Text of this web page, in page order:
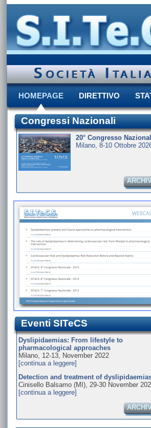
HOMEPAGE DIRETTIVO
Congressi Nazionali
20° Congresso
Milano, 8-10 Ottobre
Eventi SITeCS
Dyslipidaemias: From lifestyle to
pharmacological approaches
Milano, 12-13, November 2022
[continua a leggere]
Detection and treatment of
Cinisello Balsamo (MI), 29-30 November
[continua a leggere]